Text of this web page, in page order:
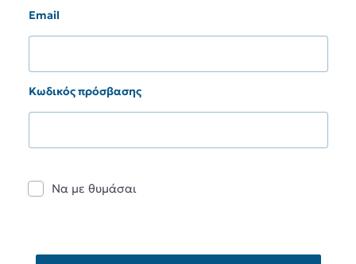
Email
Κωδικός πρόσβασης
Να με θυμάσαι